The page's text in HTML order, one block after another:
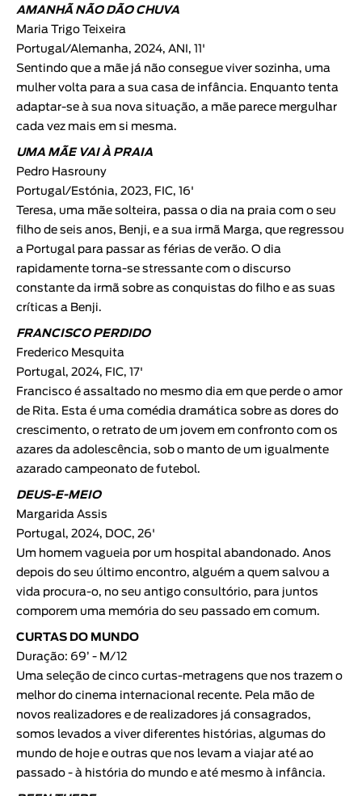
AMANHÃ NÃO DÃO CHUVA
Maria Trigo Teixeira
Portugal/Alemanha, 2024, ANI, 11'
Sentindo que a mãe já não consegue viver sozinha, uma
mulher volta para a sua casa de infância. Enquanto tenta
adaptar-se à sua nova situação, a mãe parece mergulhar
cada vez mais em si mesma.
UMA MÃE VAI À PRAIA
Pedro Hasrouny
Portugal/Estónia, 2023, FIC, 16'
Teresa, uma mãe solteira, passa o dia na praia com o seu
filho de seis anos, Benji, e a sua irmã Marga, que regressou
a Portugal para passar as férias de verão. O dia
rapidamente torna-se stressante com o discurso
constante da irmã sobre as conquistas do filho e as suas
críticas a Benji.
FRANCISCO PERDIDO
Frederico Mesquita
Portugal, 2024, FIC, 17'
Francisco é assaltado no mesmo dia em que perde o amor
de Rita. Esta é uma comédia dramática sobre as dores do
crescimento, o retrato de um jovem em confronto com os
azares da adolescência, sob o manto de um igualmente
azarado campeonato de futebol.
DEUS-E-MEIO
Margarida Assis
Portugal, 2024, DOC, 26'
Um homem vagueia por um hospital abandonado. Anos
depois do seu último encontro, alguém a quem salvou a
vida procura-o, no seu antigo consultório, para juntos
comporem uma memória do seu passado em comum.
CURTAS DO MUNDO
Duração: 69’ - M/12
Uma seleção de cinco curtas-metragens que nos trazem o
melhor do cinema internacional recente. Pela mão de
novos realizadores e de realizadores já consagrados,
somos levados a viver diferentes histórias, algumas do
mundo de hoje e outras que nos levam a viajar até ao
passado - à história do mundo e até mesmo à infância.